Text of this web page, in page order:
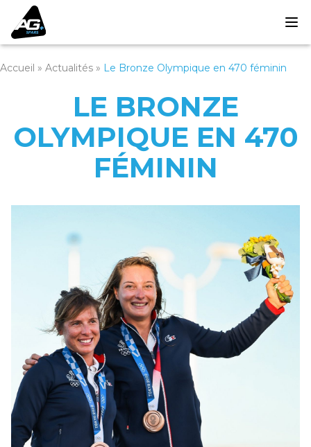
Accueil » Actualités » Le Bronze Olympique en 470 féminin
LE BRONZE
OLYMPIQUE EN 470
FÉMININ